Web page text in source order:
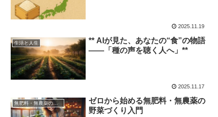
2025.11.19
生活と人生
** AIが見た、あなたの“食”の物語
――「種の声を聴く人へ」**
2025.11.17
無肥料・無農薬の野菜づくり
ゼロから始める無肥料・無農薬の
野菜づくり入門